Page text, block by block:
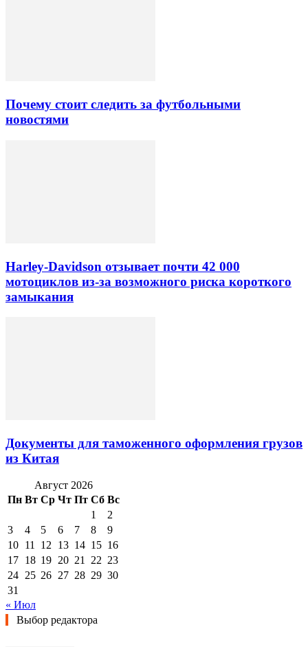
Почему стоит следить за футбольными
новостями
Harley-Davidson отзывает почти 42 000
мотоциклов из-за возможного риска короткого
замыкания
Документы для таможенного оформления грузов
из Китая
Август 2026
Пн Вт Ср Чт Пт Сб Вс
1
2
3
4 5 6 7 8
9
10 11 12 13 14 15 16
17 18 19 20 21 22 23
24 25 26 27 28 29 30
31
« Июл
Выбор редактора